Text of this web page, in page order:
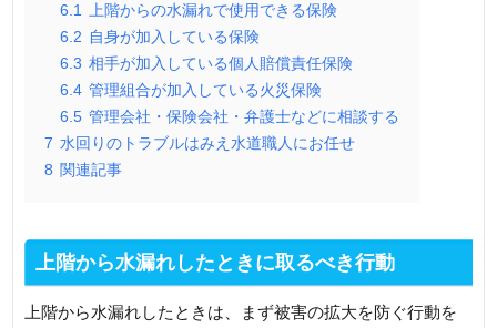
6.1
上階からの水漏れで使用できる保険
6.2 自身が加入している保険
6.3 相手が加入している個人賠償責任保険
6.4 管理組合が加入している火災保険
6.5 管理会社・保険会社・弁護士などに相談する
7 水回りのトラブルはみえ水道職人にお任せ
8 関連記事
上階から水漏れしたときに取るべき行動
上階から水漏れしたときは、まず被害の拡大を防ぐ行動を